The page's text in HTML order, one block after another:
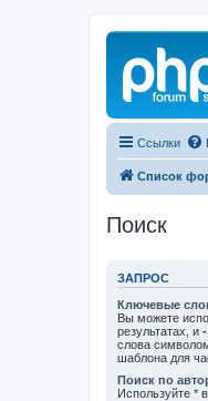
Ссылки
Список
Поиск
ЗАПРОС
Ключевые
Вы можете
результатах, и -
слова
шаблона для
Поиск по
Используйте *